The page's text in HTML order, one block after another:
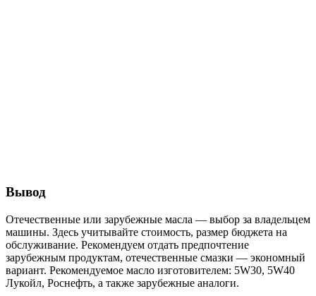
Вывод
Отечественные или зарубежные масла — выбор за владельцем
машины. Здесь учитывайте стоимость, размер бюджета на
обслуживание. Рекомендуем отдать предпочтение
зарубежным продуктам, отечественные смазки — экономный
вариант. Рекомендуемое масло изготовителем: 5W30, 5W40
Лукойл, Роснефть, а также зарубежные аналоги.